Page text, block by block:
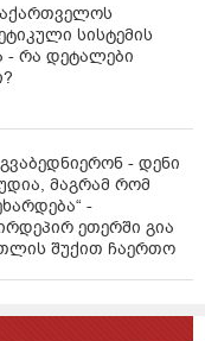
სისტემის
- რა დეტალები
- დენი
მაგრამ რომ
-
ეთერში გია
შუქით ჩაერთო